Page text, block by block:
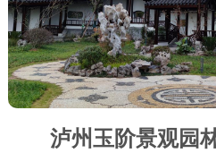
泸州玉阶景观园